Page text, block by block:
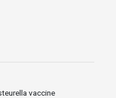
vaccine